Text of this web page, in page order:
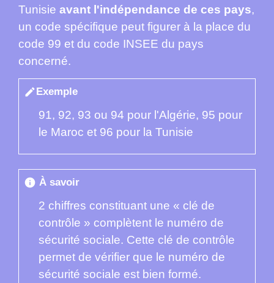
Tunisie avant l'indépendance de ces pays,
un code spécifique peut figurer à la place du
code 99 et du code INSEE du pays
concerné.
editExemple
91, 92, 93 ou 94 pour l'Algérie, 95 pour
le Maroc et 96 pour la Tunisie
info À savoir
2 chiffres constituant une « clé de
contrôle » complètent le numéro de
sécurité sociale. Cette clé de contrôle
permet de vérifier que le numéro de
sécurité sociale est bien formé.